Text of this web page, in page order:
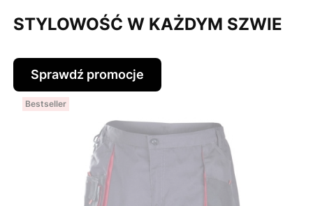
STYLOWOŚĆ W KAŻDYM SZWIE
Sprawdź promocje
Bestseller